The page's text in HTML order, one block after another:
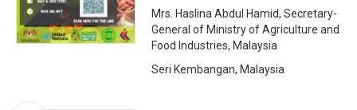
Mrs. Haslina Abdul Hamid, Secretary-
General of Ministry of Agriculture and
Food Industries, Malaysia
Seri Kembangan, Malaysia